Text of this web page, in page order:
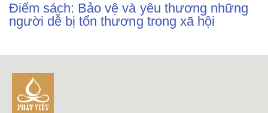
Điểm sách: Bảo vệ và yêu thương những
người dễ bị tổn thương trong xã hội